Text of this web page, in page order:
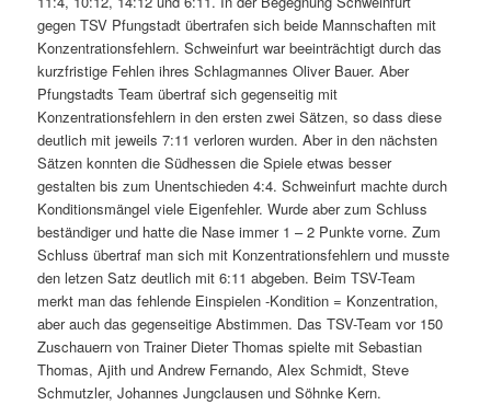
gegen TSV Pfungstadt übertrafen sich beide Mannschaften mit
Konzentrationsfehlern. Schweinfurt war beeinträchtigt durch das
kurzfristige Fehlen ihres Schlagmannes Oliver Bauer. Aber
Pfungstadts Team übertraf sich gegenseitig mit
Konzentrationsfehlern in den ersten zwei Sätzen, so dass diese
deutlich mit jeweils 7:11 verloren wurden. Aber in den nächsten
Sätzen konnten die Südhessen die Spiele etwas besser
gestalten bis zum Unentschieden 4:4. Schweinfurt machte durch
Konditionsmängel viele Eigenfehler. Wurde aber zum Schluss
beständiger und hatte die Nase immer 1 – 2 Punkte vorne. Zum
Schluss übertraf man sich mit Konzentrationsfehlern und musste
den letzen Satz deutlich mit 6:11 abgeben. Beim TSV-Team
merkt man das fehlende Einspielen -Kondition = Konzentration,
aber auch das gegenseitige Abstimmen. Das TSV-Team vor 150
Zuschauern von Trainer Dieter Thomas spielte mit Sebastian
Thomas, Ajith und Andrew Fernando, Alex Schmidt, Steve
Schmutzler, Johannes Jungclausen und Söhnke Kern.